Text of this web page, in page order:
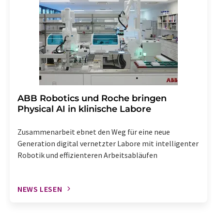
widerrufen. Zudem ist in jeder E-Mail ein Link zur
Abbestellung des entsprechenden Newsletters
enthalten.
​​​​​​​ABB Robotics und Roche bringen
Physical AI in klinische Labore
Zusammenarbeit ebnet den Weg für eine neue
Generation digital vernetzter Labore mit intelligenter
Robotik und effizienteren Arbeitsabläufen
NEWS LESEN